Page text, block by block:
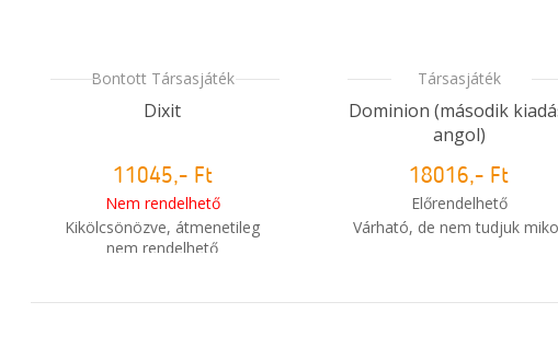
Bontott Társasjáték
Dixit
11045,- Ft
Nem rendelhető
Kikölcsönözve, átmenetileg
nem rendelhető
Társasjáték
Dominion (második
angol)
18016,- Ft
Előrendelhető
Várható, de nem tudjuk
rendelésem?